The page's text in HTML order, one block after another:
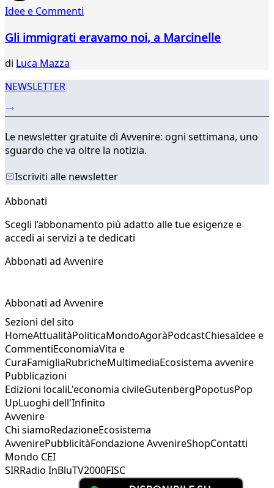
Idee e Commenti
Gli immigrati eravamo noi, a Marcinelle
di Luca Mazza
NEWSLETTER
Le newsletter gratuite di Avvenire: ogni settimana, uno
sguardo che va oltre la notizia.
Iscriviti alle newsletter
Abbonati
Scegli l’abbonamento più adatto alle tue esigenze e
accedi ai servizi a te dedicati
Abbonati ad Avvenire
Abbonati ad Avvenire
Sezioni del sito
HomeAttualitàPoliticaMondoAgoràPodcastChiesaIdee e
CommentiEconomiaVita e
CuraFamigliaRubricheMultimediaEcosistema avvenire
Pubblicazioni
Edizioni localiL'economia civileGutenbergPopotusPop
UpLuoghi dell'Infinito
Avvenire
Chi siamoRedazioneEcosistema
AvvenirePubblicitàFondazione AvvenireShopContatti
Mondo CEI
SIRRadio InBluTV2000FISC